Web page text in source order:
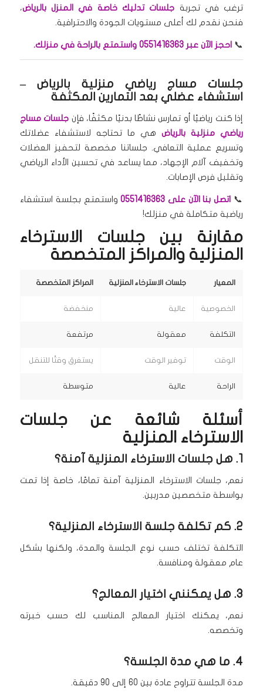
ترغب في تجربة جلسات تدليك خاصة في المنزل بالرياض،
فنحن نقدم لك أعلى مستويات الجودة والاحترافية.
📞 احجز الآن عبر 0551416363 واستمتع بالراحة في منزلك.
جلسات مساج رياضي منزلية بالرياض –
استشفاء عضلي بعد التمارين المكثفة
إذا كنت رياضيًا أو تمارس نشاطًا بدنيًا مكثفًا، فإن جلسات مساج
رياضي منزلية بالرياضهي ما تحتاجه لاستشفاء عضلاتك
وتسريع عملية التعافي. جلساتنا مخصصة لتحفيز العضلات
وتخفيف آلام الإجهاد، مما يساعد في تحسين الأداء الرياضي
وتقليل فرص الإصابات.
📞 اتصل بنا الآن على 0551416363
واستمتع بجلسة استشفاء
رياضية متكاملة في منزلك!
مقارنة بين جلسات الاسترخاء
المنزلية والمراكز المتخصصة
المعيار جلسات الاسترخاء المنزلية المراكز المتخصصة
الخصوصية عالية منخفضة
التكلفة معقولة مرتفعة
الوقت توفير الوقت يستغرق وقتًا للتنقل
الراحة عالية متوسطة
أسئلة شائعة عن جلسات
الاسترخاء المنزلية
1. هل جلسات الاسترخاء المنزلية آمنة؟
نعم، جلسات الاسترخاء المنزلية آمنة تمامًا، خاصة إذا تمت
بواسطة متخصصين مدربين.
2. كم تكلفة جلسة الاسترخاء المنزلية؟
التكلفة تختلف حسب نوع الجلسة والمدة، ولكنها بشكل
عام معقولة ومنافسة.
3. هل يمكنني اختيار المعالج؟
نعم، يمكنك اختيار المعالج المناسب لك حسب خبرته
وتخصصه.
4. ما هي مدة الجلسة؟
مدة الجلسة تتراوح عادة بين 60 إلى 90 دقيقة.